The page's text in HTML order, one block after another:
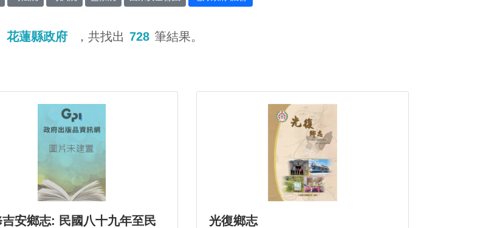
花蓮縣政府 ，共找出 728 筆結果。
安鄉志: 民國八十九年至民
光復鄉志